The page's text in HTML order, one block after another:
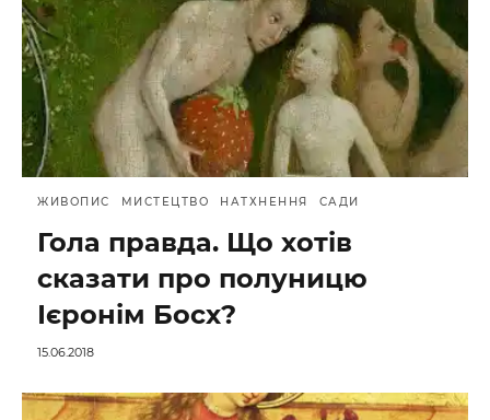
ЖИВОПИС МИСТЕЦТВО НАТХНЕННЯ САДИ
Гола правда. Що хотів
сказати про полуницю
Ієронім Босх?
15.06.2018